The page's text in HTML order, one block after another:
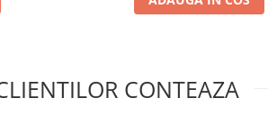
CONTEAZA